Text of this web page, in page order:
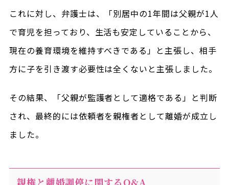
これに対し、弁護士は、「別居中の1年間は父親が1人
で育児を担っており、生活も安定していることから、
現在の養育環境を維持すべきである」と主張し、相手
方に子を引き渡す必要性は全くないと主張しました。
その結果、「父親が監護者として適格である」と判断
され、最終的には依頼者を親権者として離婚が成立し
ました。
親権と離婚調停に関するQ&A